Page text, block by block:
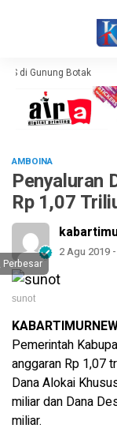
di Gunung Botak
AMBOINA
Penyaluran
Rp 1,07
2 Agu 2019
Perbesar
sunot
Pemerintah
anggaran Rp 1,07
Dana Alokai
miliar dan Dana
miliar.